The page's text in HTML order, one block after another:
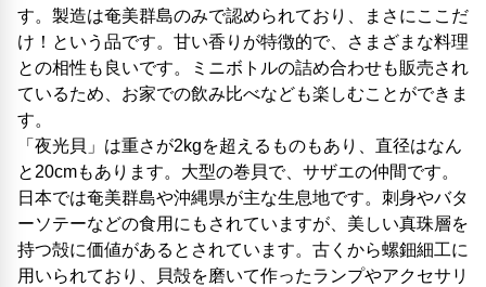
す。製造は奄美群島のみで認められており、まさにここだ
け！という品です。甘い香りが特徴的で、さまざまな料理
との相性も良いです。ミニボトルの詰め合わせも販売され
ているため、お家での飲み比べなども楽しむことができま
す。
「夜光貝」は重さが2kgを超えるものもあり、直径はなん
と20cmもあります。大型の巻貝で、サザエの仲間です。
日本では奄美群島や沖縄県が主な生息地です。刺身やバタ
ーソテーなどの食用にもされていますが、美しい真珠層を
持つ殻に価値があるとされています。古くから螺鈿細工に
用いられており、貝殻を磨いて作ったランプやアクセサリ